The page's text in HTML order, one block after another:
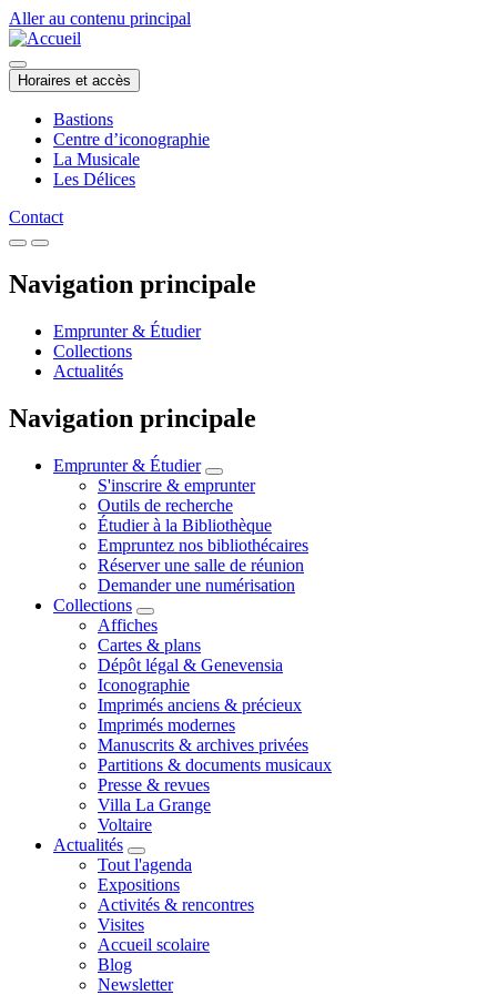
Aller au contenu principal
Horaires et accès
Bastions
Centre d’iconographie
La Musicale
Les Délices
Contact
Navigation principale
Emprunter & Étudier
Collections
Actualités
Navigation principale
Emprunter & Étudier
S'inscrire & emprunter
Outils de recherche
Étudier à la Bibliothèque
Empruntez nos bibliothécaires
Réserver une salle de réunion
Demander une numérisation
Collections
Affiches
Cartes & plans
Dépôt légal & Genevensia
Iconographie
Imprimés anciens & précieux
Imprimés modernes
Manuscrits & archives privées
Partitions & documents musicaux
Presse & revues
Villa La Grange
Voltaire
Actualités
Tout l'agenda
Expositions
Activités & rencontres
Visites
Accueil scolaire
Blog
Newsletter